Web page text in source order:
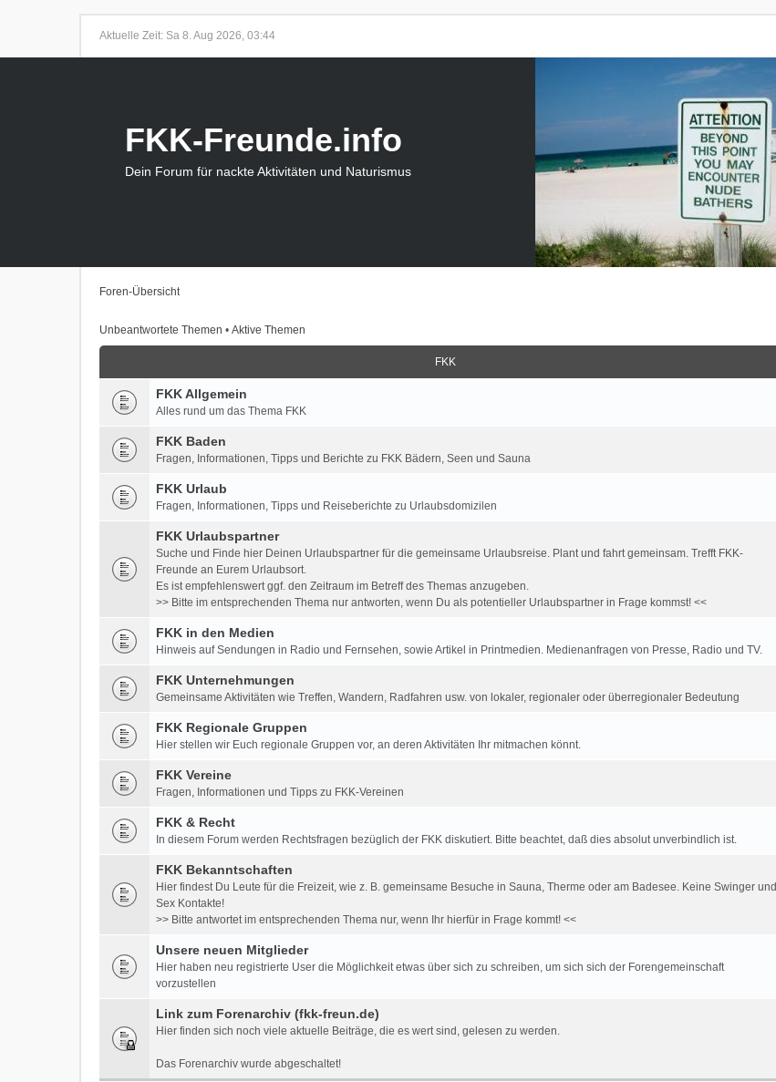
Aktuelle Zeit: Sa 8. Aug 2026, 03:44
FKK-Freunde.info
Dein Forum für nackte Aktivitäten und Naturismus
Foren-Übersicht
Unbeantwortete Themen • Aktive Themen
FKK
FKK Allgemein
Alles rund um das Thema FKK
FKK Baden
Fragen, Informationen, Tipps und Berichte zu FKK Bädern, Seen und Sauna
FKK Urlaub
Fragen, Informationen, Tipps und Reiseberichte zu Urlaubsdomizilen
FKK Urlaubspartner
Suche und Finde hier Deinen Urlaubspartner für die gemeinsame Urlaubsreise. Plant und fahrt gemeinsam. Trefft FKK-
Freunde an Eurem Urlaubsort.
Es ist empfehlenswert ggf. den Zeitraum im Betreff des Themas anzugeben.
>> Bitte im entsprechenden Thema nur antworten, wenn Du als potentieller Urlaubspartner in Frage kommst! <<
FKK in den Medien
Hinweis auf Sendungen in Radio und Fernsehen, sowie Artikel in Printmedien. Medienanfragen von Presse, Radio und TV.
FKK Unternehmungen
Gemeinsame Aktivitäten wie Treffen, Wandern, Radfahren usw. von lokaler, regionaler oder überregionaler Bedeutung
FKK Regionale Gruppen
Hier stellen wir Euch regionale Gruppen vor, an deren Aktivitäten Ihr mitmachen könnt.
FKK Vereine
Fragen, Informationen und Tipps zu FKK-Vereinen
FKK & Recht
In diesem Forum werden Rechtsfragen bezüglich der FKK diskutiert. Bitte beachtet, daß dies absolut unverbindlich ist.
FKK Bekanntschaften
Hier findest Du Leute für die Freizeit, wie z. B. gemeinsame Besuche in Sauna, Therme oder am Badesee. Keine Swinger und
Sex Kontakte!
>> Bitte antwortet im entsprechenden Thema nur, wenn Ihr hierfür in Frage kommt! <<
Unsere neuen Mitglieder
Hier haben neu registrierte User die Möglichkeit etwas über sich zu schreiben, um sich sich der Forengemeinschaft
vorzustellen
Link zum Forenarchiv (fkk-freun.de)
Hier finden sich noch viele aktuelle Beiträge, die es wert sind, gelesen zu werden.
Das Forenarchiv wurde abgeschaltet!